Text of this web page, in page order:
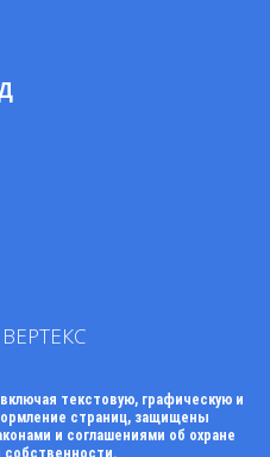
ВЕРТЕКС
текстовую, графическую и
страниц, защищены
и соглашениями об охране
собственности.